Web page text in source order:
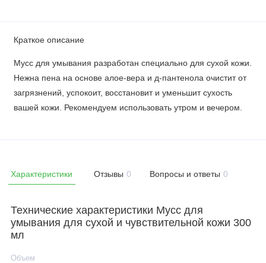
Краткое описание
Мусс для умывания разработан специально для сухой кожи.
Нежна пена на основе алое-вера и д-пантенола очистит от
загрязнений, успокоит, восстановит и уменьшит сухость
вашей кожи. Рекомендуем использовать утром и вечером.
Характеристики Отзывы 0 Вопросы и ответы 0
Технические характеристики Мусс для
умывания для сухой и чувствительной кожи 300
мл
Объем